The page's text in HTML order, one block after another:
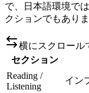
で、日本語環境で
クションでもありま
横にスクロール
セクション
Reading /
Listening
イン